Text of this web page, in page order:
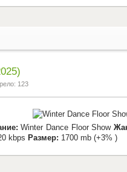
123
Winter Dance Floor Show
kbps Размер: 1700 mb (+3% )